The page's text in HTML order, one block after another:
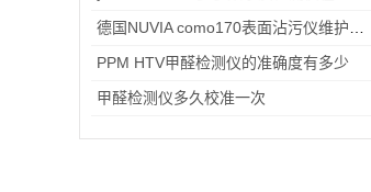
PPM HTV甲醛检测仪的准确度有多少
甲醛检测仪多久校准一次